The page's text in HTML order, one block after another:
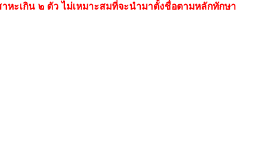
ะเกิน ๒ ตัว ไม่เหมาะสมที่จะนำมาตั้งชื่อตามหลักทักษา